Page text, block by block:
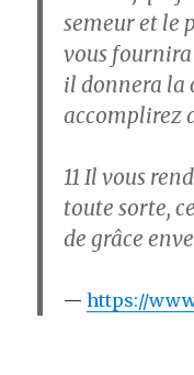
semeur et le
vous
il donnera la
accomplirez
11 Il vous
toute sorte,
de grâce
https://